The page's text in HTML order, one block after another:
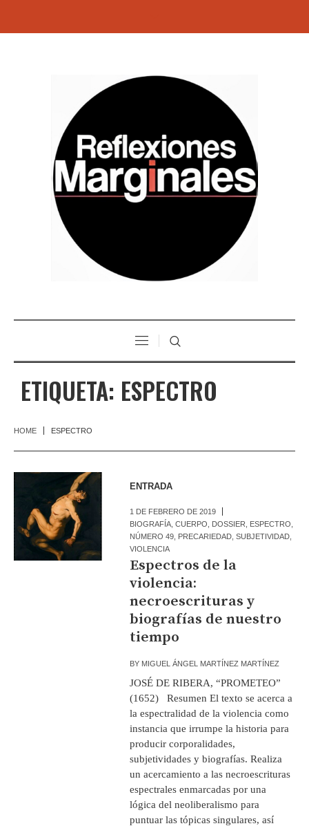
ETIQUETA: ESPECTRO
HOME ESPECTRO
ENTRADA
1 DE FEBRERO DE 2019
BIOGRAFÍA ,CUERPO DOSSIER ESPECTRO
NÚMERO 49 PRECARIEDAD ,SUBJETIVIDAD
VIOLENCIA
Espectros de la
violencia:
necroescrituras y
biografías de nuestro
tiempo
BY MIGUEL ÁNGEL MARTÍNEZ MARTÍNEZ
JOSÉ DE RIBERA, “PROMETEO”
(1652) Resumen El texto se acerca a
la espectralidad de la violencia como
instancia que irrumpe la historia para
producir corporalidades,
subjetividades y biografías. Realiza
un acercamiento a las necroescrituras
espectrales enmarcadas por una
lógica del neoliberalismo para
puntuar las tópicas singulares, así